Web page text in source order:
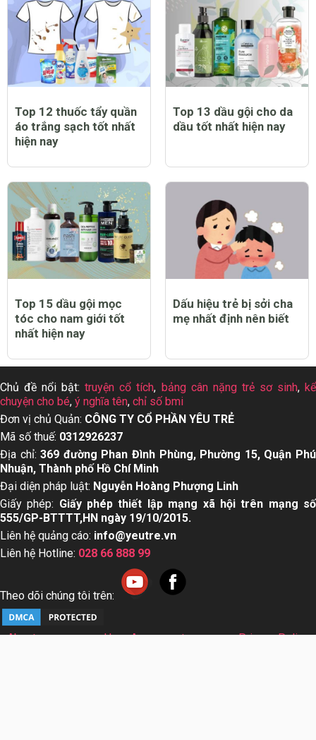
Top 12 thuốc tẩy quần
áo trắng sạch tốt nhất
hiện nay
Top 13 dầu gội cho da
dầu tốt nhất hiện nay
Top 15 dầu gội mọc
tóc cho nam giới tốt
nhất hiện nay
Dấu hiệu trẻ bị sởi cha
mẹ nhất định nên biết
Chủ đề nổi bật:truyện cổ tích, bảng cân nặng trẻ sơ sinh, kể
chuyện cho bé, ý nghĩa tên, chỉ số bmi
Đơn vị chủ Quản: CÔNG TY CỔ PHẦN YÊU TRẺ
Mã số thuế: 0312926237
Địa chỉ:369 đường Phan Đình Phùng, Phường 15, Quận Phú
Nhuận, Thành phố Hồ Chí Minh
Đại diện pháp luật: Nguyễn Hoàng Phượng Linh
Giấy phép: Giấy phép thiết lập mạng xã hội trên mạng số
555/GP-BTTTT,HN ngày 19/10/2015.
Liên hệ quảng cáo: info@yeutre.vn
Liên hệ Hotline: 028 66 888 99
Theo dõi chúng tôi trên:
About us User Agreement
Privacy Policy